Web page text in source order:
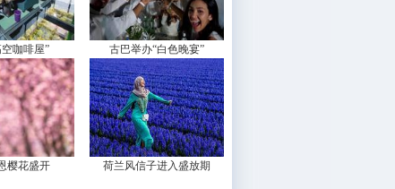
咖啡屋” 古巴举办“白色晚宴”
樱花盛开 荷兰风信子进入盛放期